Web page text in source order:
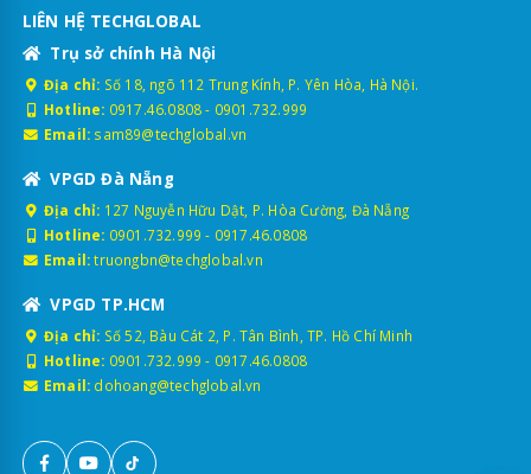
LIÊN HỆ TECHGLOBAL
Trụ sở chính Hà Nội
Địa chỉ: Số 18, ngõ 112 Trung Kính, P. Yên Hòa, Hà Nội.
Hotline: 0917.46.0808- 0901.732.999
Email: sam89@techglobal.vn
VPGD Đà Nẵng
Địa chỉ: 127 Nguyễn Hữu Dật, P. Hòa Cường, Đà Nẵng
Hotline: 0901.732.999 - 0917.46.0808
Email: truongbn@techglobal.vn
VPGD TP.HCM
Địa chỉ: Số 52, Bàu Cát 2, P. Tân Bình, TP. Hồ Chí Minh
Hotline: 0901.732.999 - 0917.46.0808
Email: dohoang@techglobal.vn